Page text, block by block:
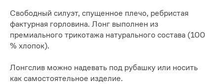
Свободный силуэт, спущенное плечо, ребристая
фактурная горловина. Лонг выполнен из
премиального трикотажа натурального состава (100
% хлопок).
Лонгслив можно надевать под рубашку или носить
как самостоятельное изделие.